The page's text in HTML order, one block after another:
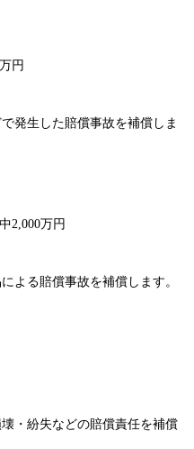
円
発生した賠償事故を補償しま
2,000万円
よる賠償事故を補償します。
・紛失などの賠償責任を補償